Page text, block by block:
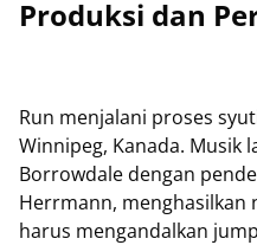
Produksi dan
Run menjalani proses
Winnipeg, Kanada. Musik
Borrowdale dengan
Herrmann, menghasilkan
harus mengandalkan